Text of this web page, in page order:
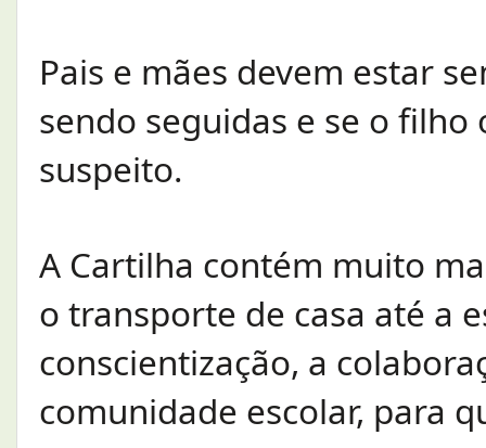
Pais e mães devem estar
sendo seguidas e se o
suspeito.
A Cartilha contém muito
o transporte de casa até a
conscientização, a
comunidade escolar, para